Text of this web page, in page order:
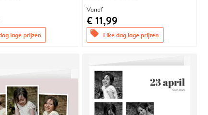
lage prijzen
Vanaf
€ 11,99
offers Elke dag lage prijzen